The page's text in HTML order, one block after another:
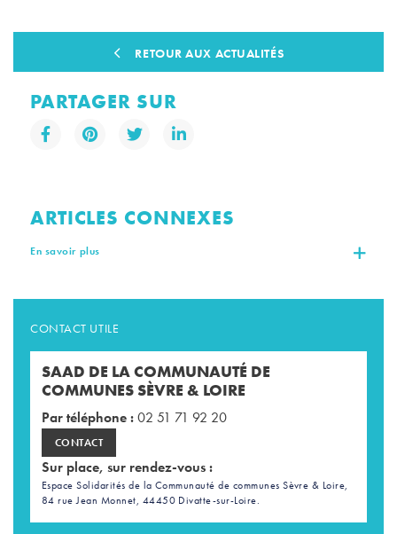
RETOUR AUX ACTUALITÉS
PARTAGER SUR
ARTICLES CONNEXES
En savoir plus
CONTACT UTILE
SAAD DE LA COMMUNAUTÉ DE
COMMUNES SÈVRE & LOIRE
Par téléphone :02 51 71 92 20
CONTACT
Sur place, sur rendez-vous :
Espace Solidarités de la Communauté de communes Sèvre & Loire,
84 rue Jean Monnet, 44450 Divatte-sur-Loire.